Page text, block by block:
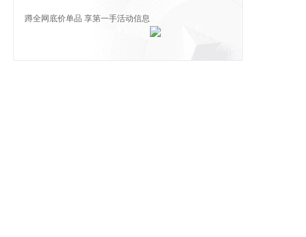
蹲全网底价单品 享第一手活动信息